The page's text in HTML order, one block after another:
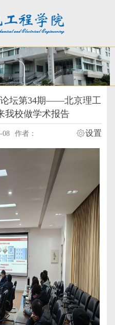
论坛第34期——北京理工
我校做学术报告
08 作者： 设置